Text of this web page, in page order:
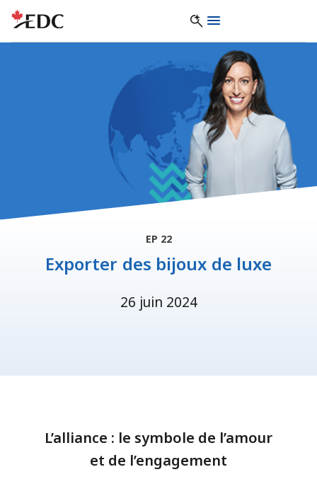
EP 22
Exporter des bijoux de luxe
26 juin 2024
L’alliance : le symbole de l’amour
et de l’engagement